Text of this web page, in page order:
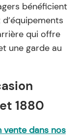
bénéficient
qui offre
une garde au
1880
vente dans nos